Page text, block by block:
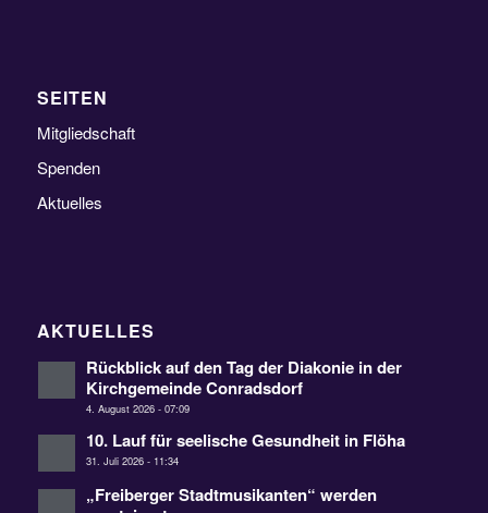
SEITEN
Mitgliedschaft
Spenden
Aktuelles
AKTUELLES
Rückblick auf den Tag der Diakonie in der
Kirchgemeinde Conradsdorf
4. August 2026 - 07:09
10. Lauf für seelische Gesundheit in Flöha
31. Juli 2026 - 11:34
„Freiberger Stadtmusikanten“ werden